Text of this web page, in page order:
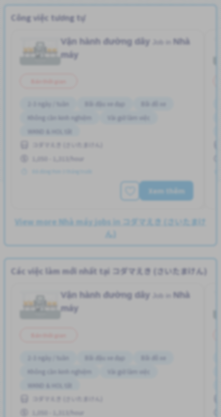
Công việc tương tự
Vận hành đường dây
Nhà
máy
2-3 ngày / tuần Bãi đậu xe đạp
Không cần kinh nghiệm
Vài giờ làm việc
WKND & HOL tắt
コダマえき (さいたまけん)
1,050 - 1,313/hour
Xem thêm
View more Nhà máy jobs in コダマえき (さいたまけ
ん)
Các việc làm mới nhất tại コダマえき (さいたまけん)
Vận hành đường dây
Nhà
máy
2-3 ngày / tuần Bãi đậu xe đạp
Không cần kinh nghiệm
Vài giờ làm việc
WKND & HOL tắt
コダマえき (さいたまけん)
1,050 - 1,313/hour